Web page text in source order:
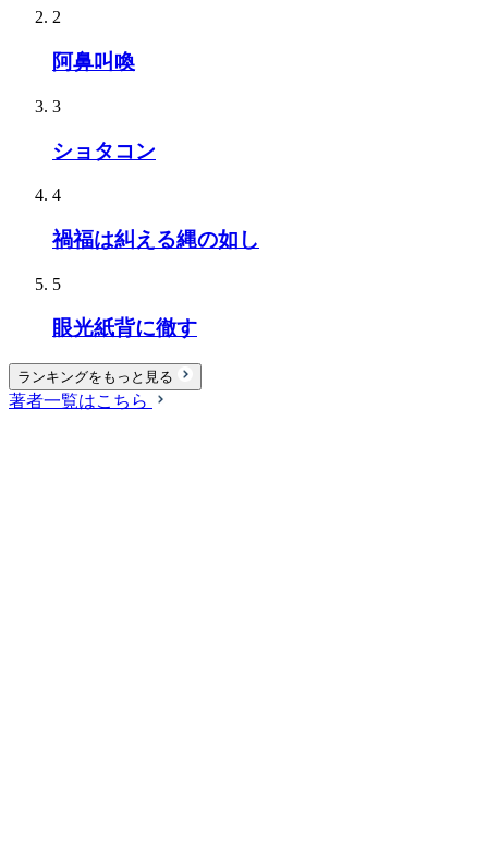
2
阿鼻叫喚
3
ショタコン
4
禍福は糾える縄の如し
5
眼光紙背に徹す
ランキングをもっと見る
著者一覧はこちら